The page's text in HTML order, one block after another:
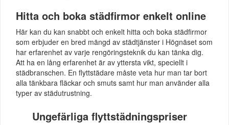
Hitta och boka städfirmor enkelt online
Här kan du kan snabbt och enkelt hitta och boka städfirmor
som erbjuder en bred mängd av städtjänster i Högnäset som
har erfarenhet av varje rengöringsteknik du kan tänka dig.
Att ha en lång erfarenhet är av yttersta vikt, speciellt i
städbranschen. En flyttstädare måste veta hur man tar bort
alla tänkbara fläckar och smuts samt hur man använder alla
typer av städutrustning.
Ungefärliga flyttstädningspriser